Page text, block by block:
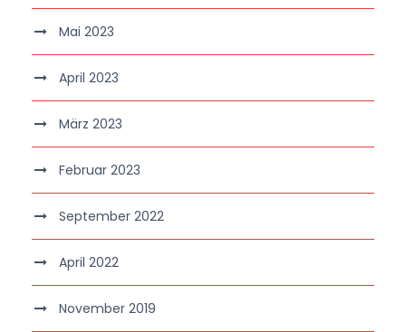
Mai 2023
April 2023
März 2023
Februar 2023
September 2022
April 2022
November 2019